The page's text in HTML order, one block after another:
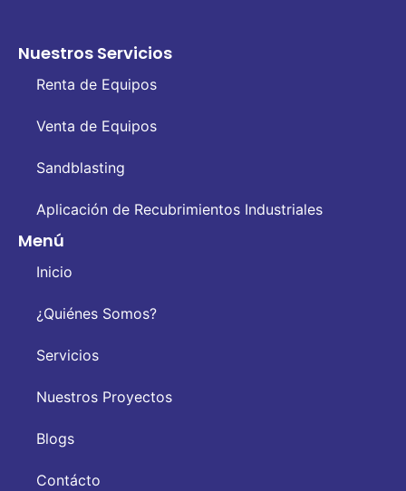
Nuestros Servicios
Renta de Equipos
Venta de Equipos
Sandblasting
Aplicación de Recubrimientos Industriales
Menú
Inicio
¿Quiénes Somos?
Servicios
Nuestros Proyectos
Blogs
Contácto